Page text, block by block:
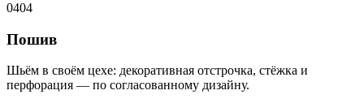
0404
Пошив
Шьём в своём цехе: декоративная отстрочка, стёжка и
перфорация — по согласованному дизайну.